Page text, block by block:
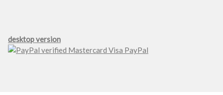
desktop version